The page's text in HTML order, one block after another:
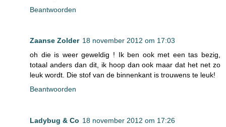
Beantwoorden
Zaanse Zolder 18 november 2012 om 17:03
oh die is weer geweldig ! Ik ben ook met een tas bezig,
totaal anders dan dit, ik hoop dan ook maar dat het net zo
leuk wordt. Die stof van de binnenkant is trouwens te leuk!
Beantwoorden
Ladybug & Co 18 november 2012 om 17:26